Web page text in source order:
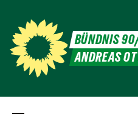
BÜNDNIS
ANDREAS